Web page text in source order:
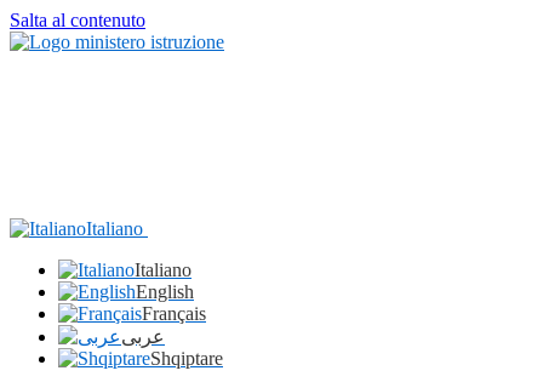
Salta al contenuto
Italiano
Italiano
English
Français
عربى
Shqiptare